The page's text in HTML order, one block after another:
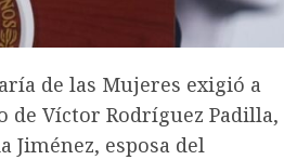
de las Mujeres exigió a
de Víctor Rodríguez Padilla,
Jiménez, esposa del